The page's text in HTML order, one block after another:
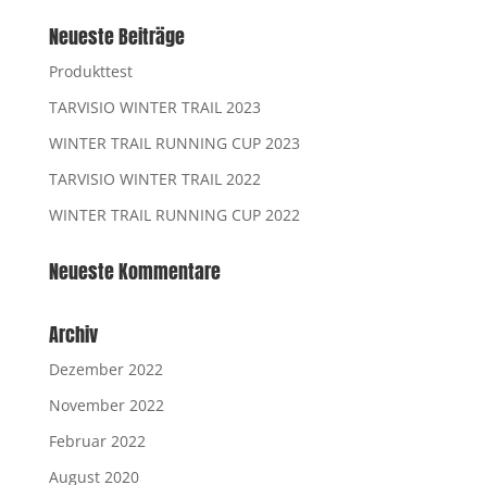
Neueste Beiträge
Produkttest
TARVISIO WINTER TRAIL 2023
WINTER TRAIL RUNNING CUP 2023
TARVISIO WINTER TRAIL 2022
WINTER TRAIL RUNNING CUP 2022
Neueste Kommentare
Archiv
Dezember 2022
November 2022
Februar 2022
August 2020